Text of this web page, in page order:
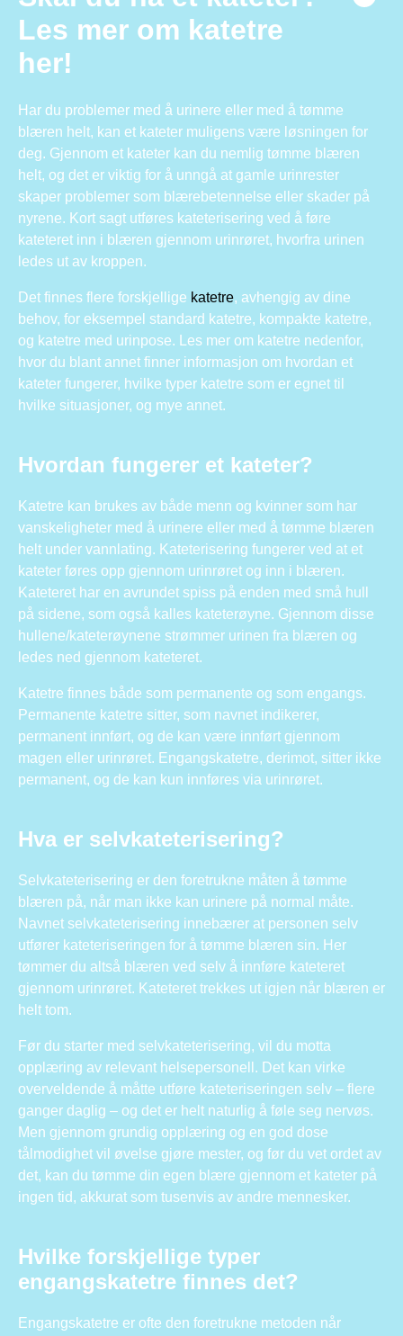
Les mer om katetre
her!
Har du problemer med å urinere eller med å tømme
blæren helt, kan et kateter muligens være løsningen for
deg. Gjennom et kateter kan du nemlig tømme blæren
helt, og det er viktig for å unngå at gamle urinrester
skaper problemer som blærebetennelse eller skader på
nyrene. Kort sagt utføres kateterisering ved å føre
kateteret inn i blæren gjennom urinrøret, hvorfra urinen
ledes ut av kroppen.
Det finnes flere forskjellige katetre, avhengig av dine
behov, for eksempel standard katetre, kompakte katetre,
og katetre med urinpose. Les mer om katetre nedenfor,
hvor du blant annet finner informasjon om hvordan et
kateter fungerer, hvilke typer katetre som er egnet til
hvilke situasjoner, og mye annet.
Hvordan fungerer et kateter?
Katetre kan brukes av både menn og kvinner som har
vanskeligheter med å urinere eller med å tømme blæren
helt under vannlating. Kateterisering fungerer ved at et
kateter føres opp gjennom urinrøret og inn i blæren.
Kateteret har en avrundet spiss på enden med små hull
på sidene, som også kalles kateterøyne. Gjennom disse
hullene/kateterøynene strømmer urinen fra blæren og
ledes ned gjennom kateteret.
Katetre finnes både som permanente og som engangs.
Permanente katetre sitter, som navnet indikerer,
permanent innført, og de kan være innført gjennom
magen eller urinrøret. Engangskatetre, derimot, sitter ikke
permanent, og de kan kun innføres via urinrøret.
Hva er selvkateterisering?
Selvkateterisering er den foretrukne måten å tømme
blæren på, når man ikke kan urinere på normal måte.
Navnet selvkateterisering innebærer at personen selv
utfører kateteriseringen for å tømme blæren sin. Her
tømmer du altså blæren ved selv å innføre kateteret
gjennom urinrøret. Kateteret trekkes ut igjen når blæren er
helt tom.
Før du starter med selvkateterisering, vil du motta
opplæring av relevant helsepersonell. Det kan virke
overveldende å måtte utføre kateteriseringen selv – flere
ganger daglig – og det er helt naturlig å føle seg nervøs.
Men gjennom grundig opplæring og en god dose
tålmodighet vil øvelse gjøre mester, og før du vet ordet av
det, kan du tømme din egen blære gjennom et kateter på
ingen tid, akkurat som tusenvis av andre mennesker.
Hvilke forskjellige typer
engangskatetre finnes det?
Engangskatetre er ofte den foretrukne metoden når